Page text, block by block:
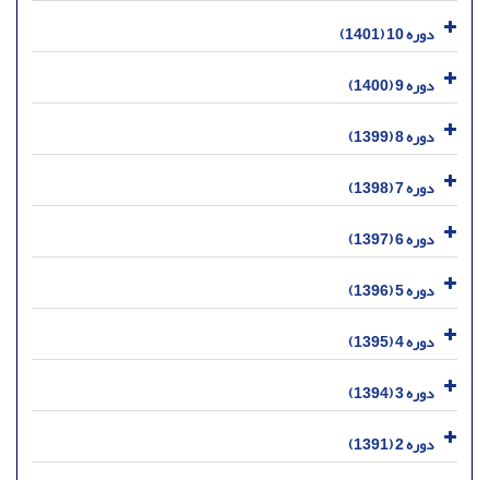
دوره 10 (1401)
دوره 9 (1400)
دوره 8 (1399)
دوره 7 (1398)
دوره 6 (1397)
دوره 5 (1396)
دوره 4 (1395)
دوره 3 (1394)
دوره 2 (1391)